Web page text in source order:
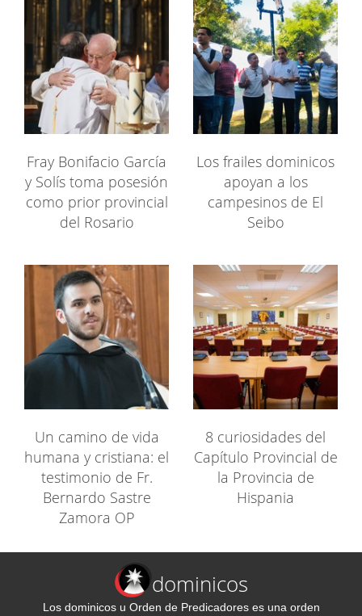
Fray Bonifacio García
y Solís toma posesión
como prior provincial
del Rosario
Los frailes dominicos
apoyan a los
campesinos de El
Seibo
Un camino de vida
humana y cristiana: el
testimonio de Fr.
Bernardo Sastre
Zamora OP
8 curiosidades del
Capítulo Provincial de
la Provincia de
Hispania
dominicos
Los dominicos u Orden de Predicadores es una orden